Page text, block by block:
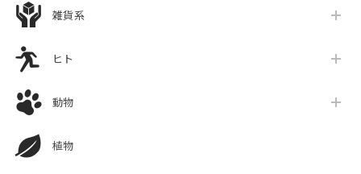
雑貨系
ヒト
動物
植物